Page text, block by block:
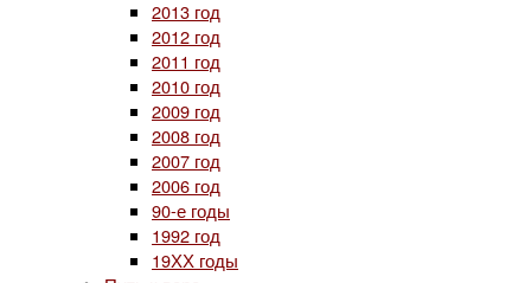
2013 год
2012 год
2011 год
2010 год
2009 год
2008 год
2007 год
2006 год
90-е годы
1992 год
19ХХ годы